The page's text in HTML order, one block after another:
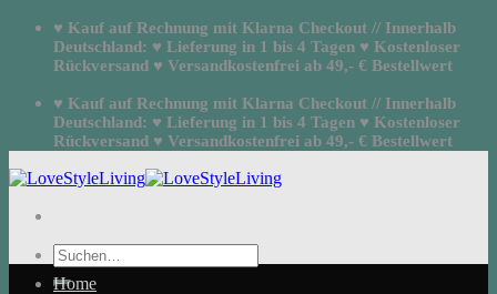
Zum
springen
♥ Kauf auf Rechnung mit Klarna Checkout // Innerhalb
Deutschland: ♥ Lieferung in 1 bis 4 Tagen ♥ Kostenloser
Rückversand ♥ Versandkostenfrei ab 49,- € Bestellwert
♥ Kauf auf Rechnung mit Klarna Checkout // Innerhalb
Deutschland: ♥ Lieferung in 1 bis 4 Tagen ♥ Kostenloser
Rückversand ♥ Versandkostenfrei ab 49,- € Bestellwert
Suchen
nach:
Home